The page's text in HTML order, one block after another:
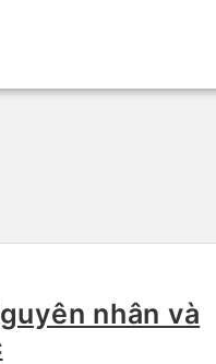
nhân và